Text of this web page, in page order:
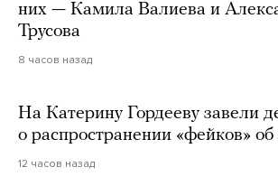
них — Камила Валиева и
Трусова
8 часов назад
На Катерину Гордееву завели
о распространении «фейков»
12 часов назад